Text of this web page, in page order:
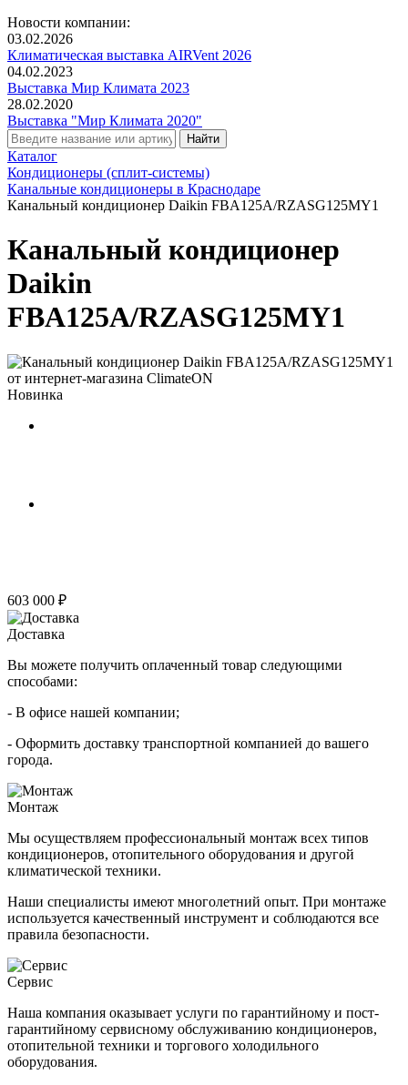
Новости компании:
03.02.2026
Климатическая выставка AIRVent 2026
04.02.2023
Выставка Мир Климата 2023
28.02.2020
Выставка "Мир Климата 2020"
Каталог
Кондиционеры (сплит-системы)
Канальные кондиционеры в Краснодаре
Канальный кондиционер Daikin FBA125A/RZASG125MY1
Канальный кондиционер
Daikin
FBA125A/RZASG125MY1
Новинка
603 000 ₽
Доставка
Вы можете получить оплаченный товар следующими
способами:
- В офисе нашей компании;
- Оформить доставку транспортной компанией до вашего
города.
Монтаж
Мы осуществляем профессиональный монтаж всех типов
кондиционеров, отопительного оборудования и другой
климатической техники.
Наши специалисты имеют многолетний опыт. При монтаже
используется качественный инструмент и соблюдаются все
правила безопасности.
Сервис
Наша компания оказывает услуги по гарантийному и пост-
гарантийному сервисному обслуживанию кондиционеров,
отопительной техники и торгового холодильного
оборудования.